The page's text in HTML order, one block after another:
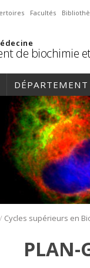
Facultés
de biochimie
DÉPARTEMENT
/
PLAN-